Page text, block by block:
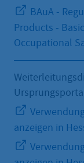
BAuA -
Products -
Occupational
anzeigen in